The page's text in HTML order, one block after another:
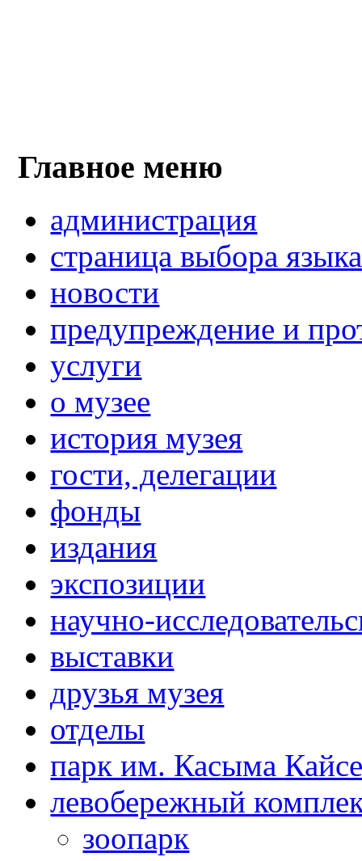
Главное меню
администрация
страница выбора языка
новости
предупреждение и
услуги
о музее
история музея
гости, делегации
фонды
издания
экспозиции
научно-
выставки
друзья музея
отделы
парк им. Касыма
левобережный
зоопарк